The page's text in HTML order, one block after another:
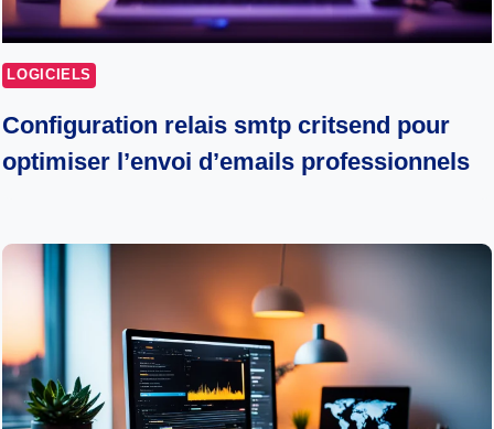
LOGICIELS
Configuration relais smtp critsend pour
optimiser l’envoi d’emails professionnels